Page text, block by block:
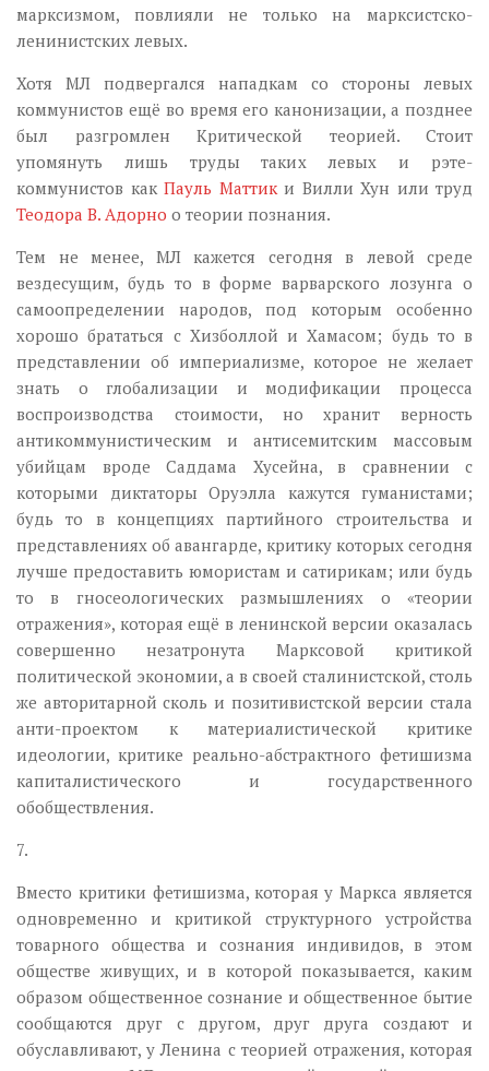
марксизмом, повлияли не только на марксистско-
ленинистских левых.
Хотя МЛ подвергался нападкам со стороны левых
коммунистов ещё во время его канонизации, а позднее
был разгромлен Критической теорией. Стоит
упомянуть лишь труды таких левых и рэте-
коммунистов как Пауль Маттики Вилли Хун или труд
Теодора В. Адорно о теории познания.
Тем не менее, МЛ кажется сегодня в левой среде
вездесущим, будь то в форме варварского лозунга о
самоопределении народов, под которым особенно
хорошо брататься с Хизболлой и Хамасом; будь то в
представлении об империализме, которое не желает
знать о глобализации и модификации процесса
воспроизводства стоимости, но хранит верность
антикоммунистическим и антисемитским массовым
убийцам вроде Саддама Хусейна, в сравнении с
которыми диктаторы Оруэлла кажутся гуманистами;
будь то в концепциях партийного строительства и
представлениях об авангарде, критику которых сегодня
лучше предоставить юмористам и сатирикам; или будь
то в гносеологических размышлениях о «теории
отражения», которая ещё в ленинской версии оказалась
совершенно незатронута Марксовой критикой
политической экономии, а в своей сталинистской, столь
же авторитарной сколь и позитивистской версии стала
анти-проектом к материалистической критике
идеологии, критике реально-абстрактного фетишизма
капиталистического и государственного
обобществления.
7.
Вместо критики фетишизма, которая у Маркса является
одновременно и критикой структурного устройства
товарного общества и сознания индивидов, в этом
обществе живущих, и в которой показывается, каким
образом общественное сознание и общественное бытие
сообщаются друг с другом, друг друга создают и
обуславливают, у Ленина с теорией отражения, которая